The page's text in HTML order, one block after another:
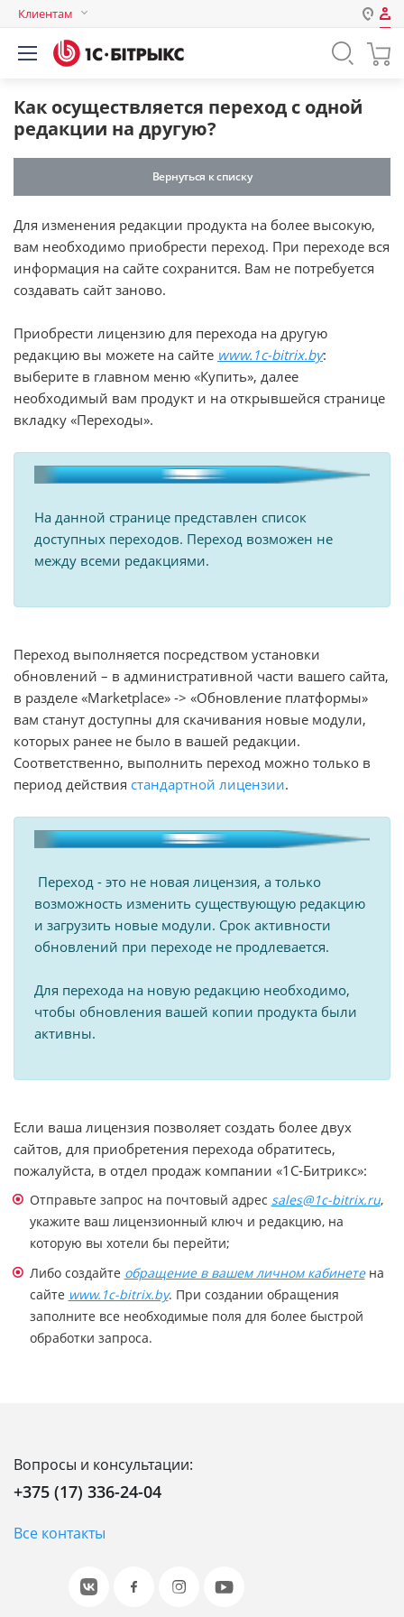
Клиентам
Беларусь
Авторизация
Логин
Запомнить меня на этом
компьютере
или войдите с помощью
Как осуществляется переход с одной
редакции на другую?
Вернуться к списку
Для изменения редакции продукта на более высокую,
вам необходимо приобрести переход. При переходе вся
информация на сайте сохранится. Вам не потребуется
создавать сайт заново.
Приобрести лицензию для перехода на другую
редакцию вы можете на сайте www.1c-bitrix.by:
выберите в главном меню «Купить», далее
необходимый вам продукт и на открывшейся странице
вкладку «Переходы».
На данной странице представлен список
доступных переходов. Переход возможен не
между всеми редакциями.
Переход выполняется посредством установки
обновлений – в административной части вашего сайта,
в разделе «Marketplace» -> «Обновление платформы»
вам станут доступны для скачивания новые модули,
которых ранее не было в вашей редакции.
Соответственно, выполнить переход можно только в
период действия стандартной лицензии.
Переход - это не новая лицензия, а только
возможность изменить существующую редакцию
и загрузить новые модули. Срок активности
обновлений при переходе не продлевается.
Для перехода на новую редакцию необходимо,
чтобы обновления вашей копии продукта были
активны.
Если ваша лицензия позволяет создать более двух
сайтов, для приобретения перехода обратитесь,
пожалуйста, в отдел продаж компании «1С-Битрикс»:
Отправьте запрос на почтовый адрес sales@1c-bitrix.ru,
укажите ваш лицензионный ключ и редакцию, на
которую вы хотели бы перейти;
Либо создайте обращение в вашем личном кабинетена
сайте www.1c-bitrix.by. При создании обращения
заполните все необходимые поля для более быстрой
обработки запроса.
Вопросы и консультации:
+375 (17) 336-24-04
Все контакты